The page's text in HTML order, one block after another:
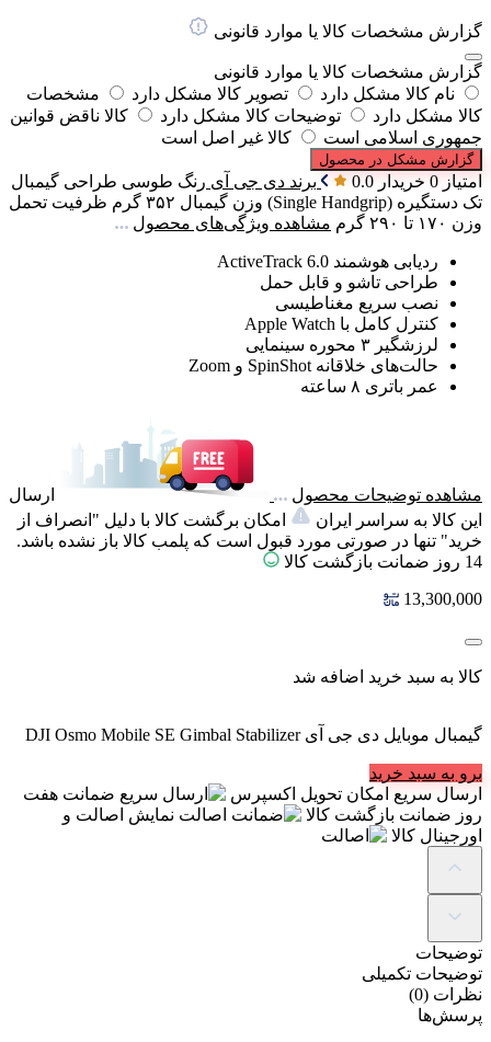
گزارش مشخصات کالا یا موارد قانونی
گزارش مشخصات کالا یا موارد قانونی
نام کالا مشکل دارد
تصویر کالا مشکل دارد
مشخصات
کالا مشکل دارد
توضیحات کالا مشکل دارد
کالا ناقض قوانین
جمهوری اسلامی است
کالا غیر اصل است
گزارش مشکل در محصول
امتیاز 0 خریدار 0.0 برند دی جی آی رنگ طوسی طراحی گیمبال
تک دستگیره (Single Handgrip)
وزن گیمبال ۳۵۲ گرم
ظرفیت تحمل
وزن ۱۷۰ تا ۲۹۰ گرم مشاهده ویژگی‌های محصول
ردیابی هوشمند ActiveTrack 6.0
طراحی تاشو و قابل حمل
نصب سریع مغناطیسی
کنترل کامل با Apple Watch
لرزشگیر ۳ محوره سینمایی
حالت‌های خلاقانه SpinShot و Zoom
عمر باتری ۸ ساعته
مشاهده توضیحات محصول
ارسال
این کالا به سراسر ایران
امکان برگشت کالا با دلیل "انصراف از
خرید" تنها در صورتی مورد قبول است که پلمب کالا باز نشده باشد.
14 روز ضمانت بازگشت کالا
13,300,000
کالا به سبد خرید اضافه شد
گیمبال موبایل دی جی آی DJI Osmo Mobile SE Gimbal Stabilizer
برو به سبد خرید
ارسال سریع امکان تحویل اکسپرس ضمانت هفت
روز ضمانت بازگشت کالا
اصالت نمایش اصالت و
اورجینال کالا
توضیحات
توضیحات تکمیلی
نظرات (0)
پرسش‌ها